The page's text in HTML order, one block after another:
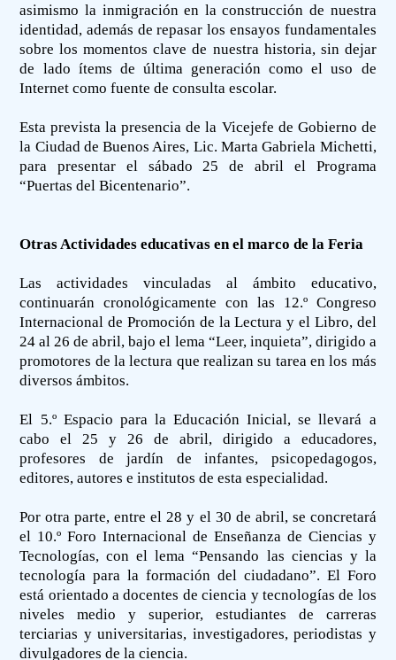
asimismo la inmigración en la construcción de nuestra
identidad, además de repasar los ensayos fundamentales
sobre los momentos clave de nuestra historia, sin dejar
de lado ítems de última generación como el uso de
Internet como fuente de consulta escolar.
Esta prevista la presencia de la Vicejefe de Gobierno de
la Ciudad de Buenos Aires, Lic. Marta Gabriela Michetti,
para presentar el sábado 25 de abril el Programa
“Puertas del Bicentenario”.
Otras Actividades educativas en el marco de la Feria
Las actividades vinculadas al ámbito educativo,
continuarán cronológicamente con las 12.º Congreso
Internacional de Promoción de la Lectura y el Libro, del
24 al 26 de abril, bajo el lema “Leer, inquieta”, dirigido a
promotores de la lectura que realizan su tarea en los más
diversos ámbitos.
El 5.º Espacio para la Educación Inicial, se llevará a
cabo el 25 y 26 de abril, dirigido a educadores,
profesores de jardín de infantes, psicopedagogos,
editores, autores e institutos de esta especialidad.
Por otra parte, entre el 28 y el 30 de abril, se concretará
el 10.º Foro Internacional de Enseñanza de Ciencias y
Tecnologías, con el lema “Pensando las ciencias y la
tecnología para la formación del ciudadano”. El Foro
está orientado a docentes de ciencia y tecnologías de los
niveles medio y superior, estudiantes de carreras
terciarias y universitarias, investigadores, periodistas y
divulgadores de la ciencia.